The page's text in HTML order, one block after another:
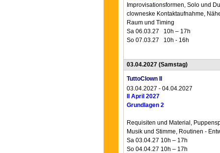
Improvisationsformen, Solo und
clowneske Kontaktaufnahme,
Raum und Timing
Sa 06.03.27 10h – 17h
So 07.03.27 10h - 16h
03.04.2027 (Samstag)
TuttoClown II
03.04.2027 - 04.04.2027
II April 2027
Grundlagen 2
Requisiten und Material,
Musik und Stimme, Routinen -
Sa 03.04.27 10h – 17h
So 04.04.27 10h – 17h